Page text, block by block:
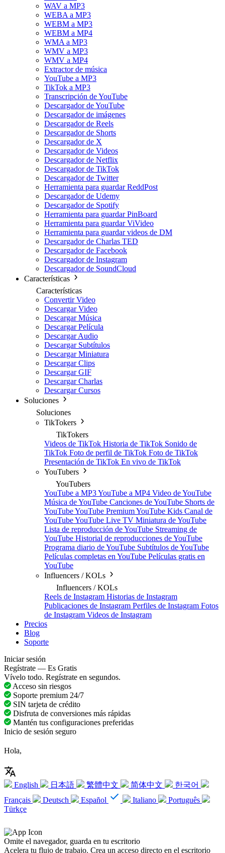
WAV a MP3
WEBA a MP3
WEBM a MP3
WEBM a MP4
WMA a MP3
WMV a MP3
WMV a MP4
Extractor de música
YouTube a MP3
TikTok a MP3
Transcripción de YouTube
Descargador de YouTube
Descargador de imágenes
Descargador de Reels
Descargador de Shorts
Descargador de X
Descargador de Videos
Descargador de Netflix
Descargador de TikTok
Descargador de Twitter
Herramienta para guardar ReddPost
Descargador de Udemy
Descargador de Spotify
Herramienta para guardar PinBoard
Herramienta para guardar ViVideo
Herramienta para guardar videos de DM
Descargador de Charlas TED
Descargador de Facebook
Descargador de Instagram
Descargador de SoundCloud
Características
Características
Convertir Video
Descargar Video
Descargar Música
Descargar Película
Descargar Audio
Descargar Subtítulos
Descargar Miniatura
Descargar Clips
Descargar GIF
Descargar Charlas
Descargar Cursos
Soluciones
Soluciones
TikTokers
TikTokers
Videos de TikTok Historia de TikTok Sonido de
TikTok Foto de perfil de TikTok Foto de TikTok
Presentación de TikTok En vivo de TikTok
YouTubers
YouTubers
YouTube a MP3YouTube a MP4 Video de YouTube
Música de YouTube Canciones de YouTube Shorts de
YouTubeYouTube PremiumYouTube Kids Canal de
YouTubeYouTube Live TV Miniatura de YouTube
Lista de reproducción de YouTube Streaming de
YouTube Historial de reproducciones de YouTube
Programa diario de YouTube Subtítulos de YouTube
Películas completas en YouTube Películas gratis en
YouTube
Influencers / KOLs
Influencers / KOLs
Reels de Instagram Historias de Instagram
Publicaciones de Instagram Perfiles de Instagram Fotos
de Instagram Videos de Instagram
Precios
Blog
Soporte
Iniciar sesión
Regístrate — Es Gratis
Vívelo todo. Regístrate en segundos.
Acceso sin riesgos
Soporte premium 24/7
SIN tarjeta de crédito
Disfruta de conversiones más rápidas
Mantén tus configuraciones preferidas
Inicio de sesión seguro
Hola,
English 日本語 繁體中文 简体中文
한국어
Français
Deutsch Español Italiano
Português
Türkçe
Omite el navegador, guarda en tu escritorio
Acelera tu flujo de trabajo. Crea un acceso directo en el escritorio